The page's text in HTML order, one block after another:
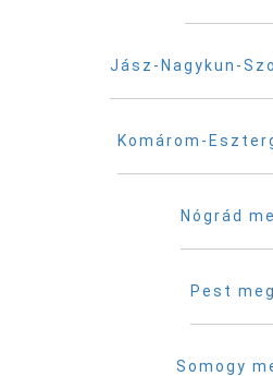
Jász-Nagykun-
Komárom-
Nógrád
Pest
Somogy